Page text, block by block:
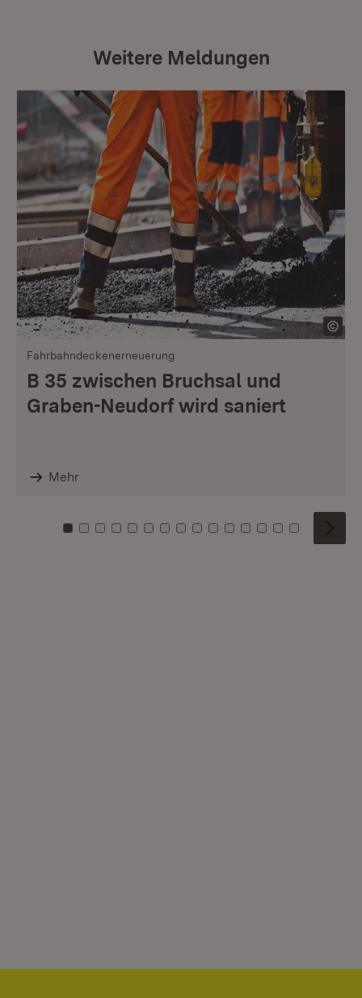
Weitere Meldungen
Fahrbahndeckenerneuerung
B 35 zwischen Bruchsal und
Graben-Neudorf wird saniert
Mehr
Zu Kachel: 0
Zu Kachel: 1
Zu Kachel: 2
Zu Kachel: 3
Zu Kachel: 4
Zu Kachel: 5
Zu Kachel: 6
Zu Kachel: 7
Zu Kachel: 8
Zu Kachel: 9
Zu Kachel: 10
Zu Kachel: 11
Zu Kachel: 12
Zu Kachel:
Zu